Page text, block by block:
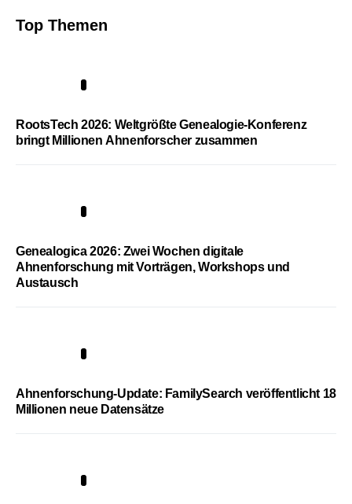
Top Themen
RootsTech 2026: Weltgrößte Genealogie-Konferenz
bringt Millionen Ahnenforscher zusammen
Genealogica 2026: Zwei Wochen digitale
Ahnenforschung mit Vorträgen, Workshops und
Austausch
Ahnenforschung-Update: FamilySearch veröffentlicht 18
Millionen neue Datensätze